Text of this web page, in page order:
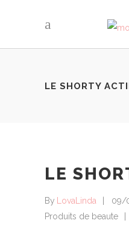
LE SHORTY
LE
By LovaLinda
09/
Produits de beaute